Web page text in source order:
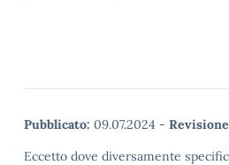
Pubblicato: 09.07.2024 -
Eccetto dove diversamente